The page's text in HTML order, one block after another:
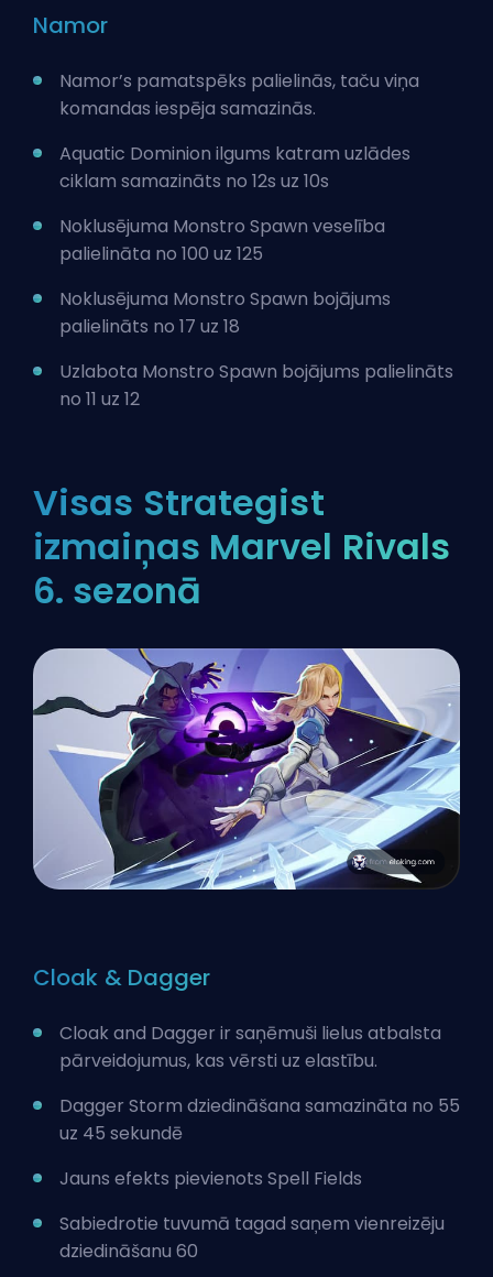
Namor
Namor’s pamatspēks palielinās, taču viņa
komandas iespēja samazinās.
Aquatic Dominion ilgums katram uzlādes
ciklam samazināts no 12s uz 10s
Noklusējuma Monstro Spawn veselība
palielināta no 100 uz 125
Noklusējuma Monstro Spawn bojājums
palielināts no 17 uz 18
Uzlabota Monstro Spawn bojājums palielināts
no 11 uz 12
Visas Strategist
izmaiņas Marvel Rivals
6. sezonā
Cloak & Dagger
Cloak and Dagger ir saņēmuši lielus atbalsta
pārveidojumus, kas vērsti uz elastību.
Dagger Storm dziedināšana samazināta no 55
uz 45 sekundē
Jauns efekts pievienots Spell Fields
Sabiedrotie tuvumā tagad saņem vienreizēju
dziedināšanu 60